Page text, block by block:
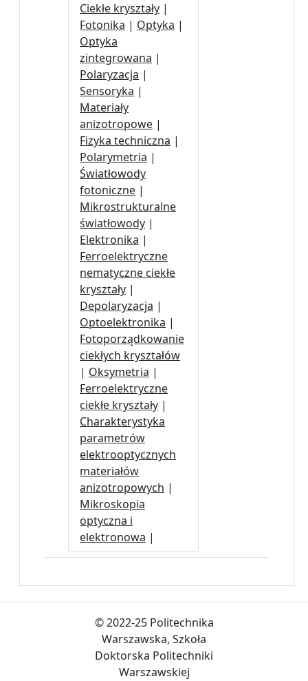
Ciekłe kryształy |
Fotonika | Optyka |
Optyka
zintegrowana |
Polaryzacja |
Sensoryka |
Materiały
anizotropowe |
Fizyka techniczna |
Polarymetria |
Światłowody
fotoniczne |
Mikrostrukturalne
światłowody |
Elektronika |
Ferroelektryczne
nematyczne ciekłe
kryształy |
Depolaryzacja |
Optoelektronika |
Fotoporządkowanie
ciekłych kryształów
| Oksymetria |
Ferroelektryczne
ciekłe kryształy |
Charakterystyka
parametrów
elektrooptycznych
materiałów
anizotropowych |
Mikroskopia
optyczna i
elektronowa |
© 2022-25 Politechnika
Warszawska, Szkoła
Doktorska Politechniki
Warszawskiej